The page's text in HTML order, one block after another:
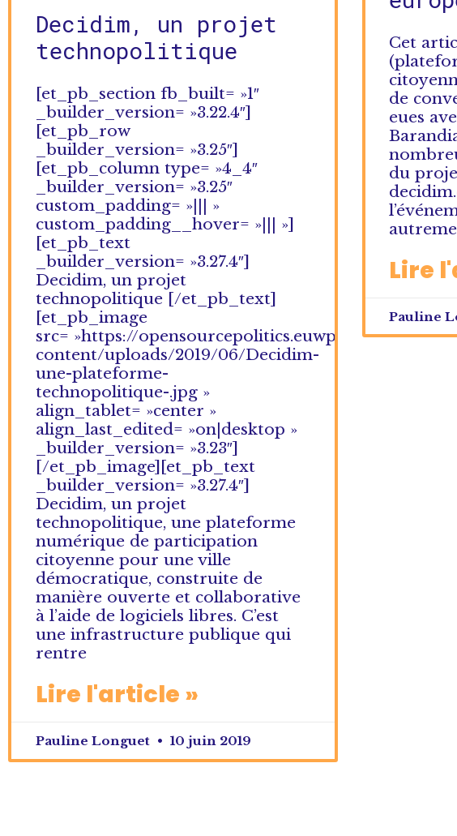
Decidim, un projet
technopolitique
[et_pb_section fb_built= »1″
_builder_version= »3.22.4″]
[et_pb_row
_builder_version= »3.25″]
[et_pb_column type= »4_4″
_builder_version= »3.25″
custom_padding= »||| »
custom_padding__hover= »||| »]
[et_pb_text
_builder_version= »3.27.4″]
Decidim, un projet
technopolitique [/et_pb_text]
[et_pb_image
src= »https://opensourcepolitics.euwp-
content/uploads/2019/06/Decidim-
une-plateforme-
technopolitique-.jpg »
align_tablet= »center »
align_last_edited= »on|desktop »
_builder_version= »3.23″]
[/et_pb_image][et_pb_text
_builder_version= »3.27.4″]
Decidim, un projet
technopolitique, une plateforme
numérique de participation
citoyenne pour une ville
démocratique, construite de
manière ouverte et collaborative
à l’aide de logiciels libres. C’est
une infrastructure publique qui
rentre
Lire l'article »
Pauline Longuet 10 juin 2019
Cet
de
eues
du
Lire
Pauline